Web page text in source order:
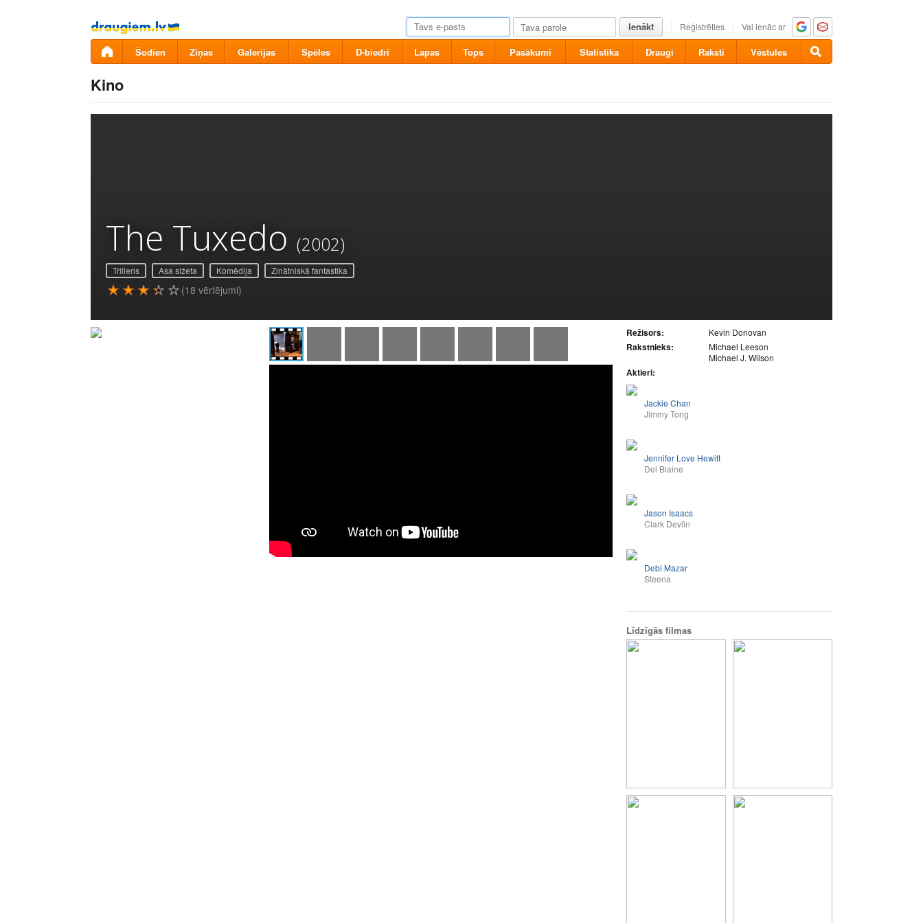
Pāriet
uz
saturu
Ienākt Reģistrēties Vai ienāc ar
Šodien Ziņas Galerijas Spēles D-biedri Lapas Tops Pasākumi Statistika Draugi Raksti Vēstules
Kino
The Tuxedo (2002)
Trilleris Asa sižeta Komēdija Zinātniskā fantastika
(18 vērtējumi)
Režisors: Kevin Donovan
Rakstnieks:
Michael Leeson
Michael J. Wilson
Aktieri:
Jackie Chan
Jimmy Tong
Jennifer Love Hewitt
Del Blaine
Jason Isaacs
Clark Devlin
Debi Mazar
Steena
Līdzīgās filmas